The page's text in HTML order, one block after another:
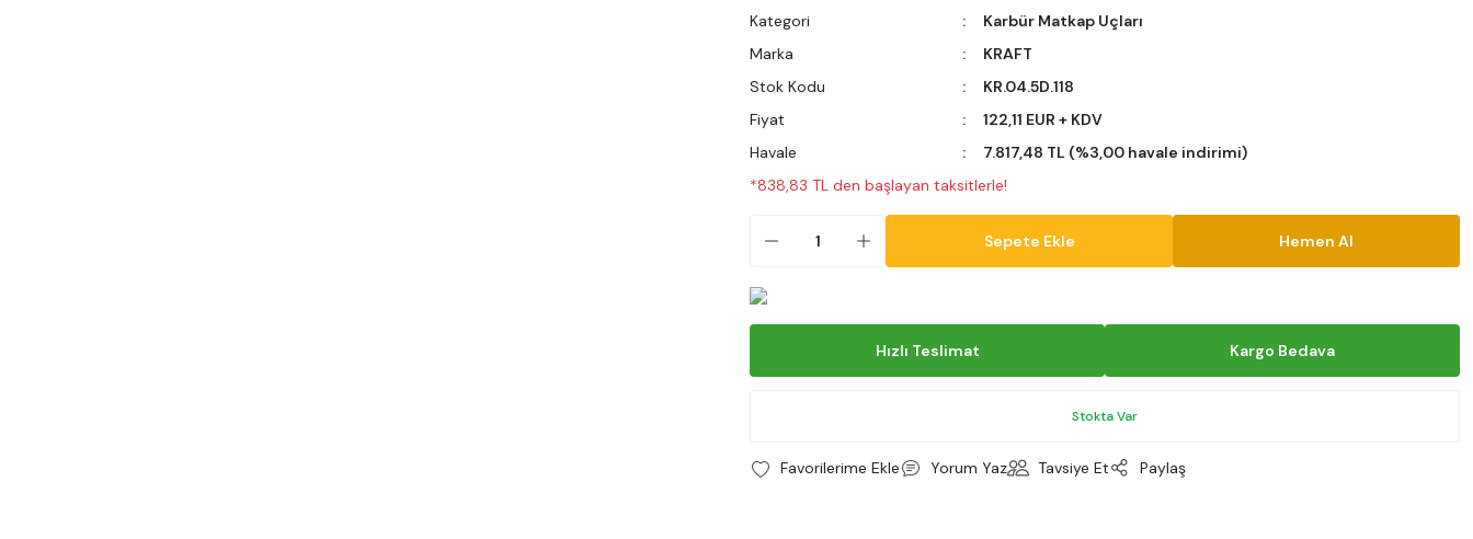
Kategori
Karbür Matkap Uçları
Marka
KRAFT
Stok Kodu
KR.04.5D.118
Fiyat
122,11 EUR + KDV
Havale
7.817,48 TL (%3,00 havale indirimi)
*838,83 TL den başlayan taksitlerle!
Sepete Ekle Hemen Al
Hızlı Teslimat Kargo Bedava
Stokta Var
Yorum Yaz Tavsiye Et Paylaş